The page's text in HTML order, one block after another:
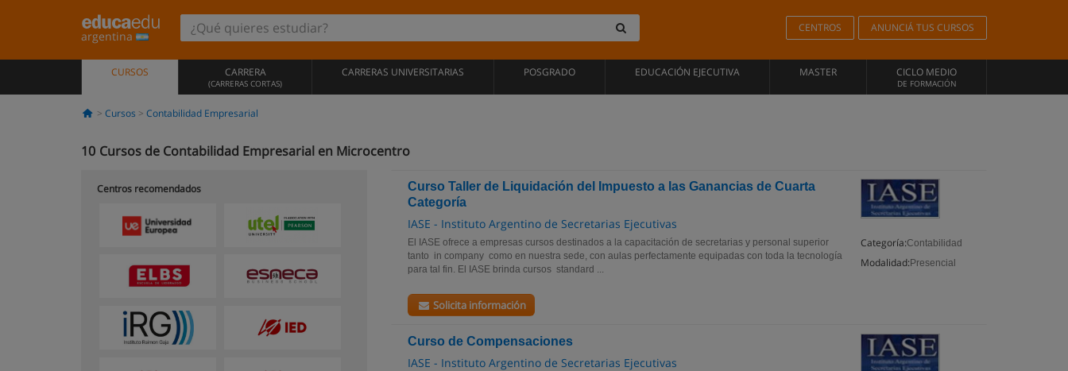
argentina
CENTROS ANUNCIÁ TUS CURSOS
CURSOS CARRERA
(CARRERAS CORTAS)
CARRERAS UNIVERSITARIAS POSGRADO EDUCACIÓN EJECUTIVA MASTER CICLO MEDIO
DE FORMACIÓN
Cursos Contabilidad Empresarial
10 Cursos de Contabilidad Empresarial en Microcentro
Curso Taller de Liquidación del Impuesto a las Ganancias de Cuarta
Categoría
IASE - Instituto Argentino de Secretarias Ejecutivas
Categoría:Contabilidad
Modalidad: Presencial
El IASE ofrece a empresas cursos destinados a la capacitación de secretarias y personal superior
tanto in company como en nuestra sede, con aulas perfectamente equipadas con toda la tecnología
para tal fin. El IASE brinda cursos standard ...
Solicita información
Curso de Compensaciones
IASE - Instituto Argentino de Secretarias Ejecutivas
Centros recomendados